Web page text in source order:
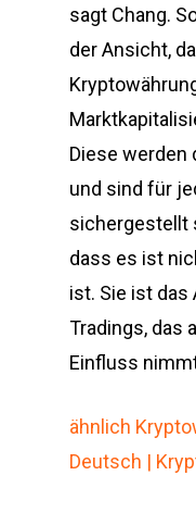
sagt Chang.
der Ansicht,
Diese werden
und sind für
sichergestellt
dass es ist
ist. Sie ist das
Tradings, das
Einfluss
ähnlich
Deutsch |